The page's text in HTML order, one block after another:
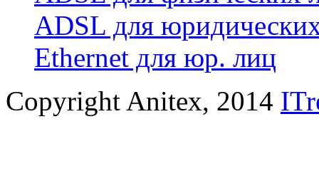
ADSL для
Ethernet для юр. лиц
Copyright Anitex, 2014